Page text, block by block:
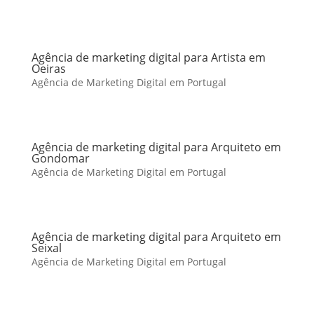
Agência de marketing digital para Artista em
Oeiras
Agência de Marketing Digital em Portugal
Agência de marketing digital para Arquiteto em
Gondomar
Agência de Marketing Digital em Portugal
Agência de marketing digital para Arquiteto em
Seixal
Agência de Marketing Digital em Portugal